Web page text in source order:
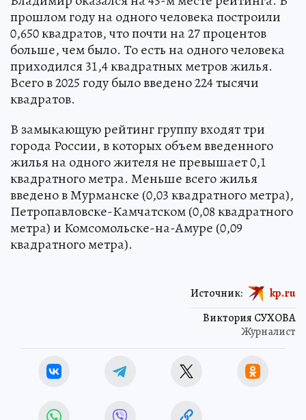
прошлом году на одного человека построили
0,650 квадратов, что почти на 27 процентов
больше, чем было. То есть на одного человека
приходился 31,4 квадратных метров жилья.
Всего в 2025 году было введено 224 тысячи
квадратов.
В замыкающую рейтинг группу входят три
города России, в которых объем введенного
жилья на одного жителя не превышает 0,1
квадратного метра. Меньше всего жилья
введено в Мурманске (0,03 квадратного метра),
Петропавловске-Камчатском (0,08 квадратного
метра) и Комсомольске-на-Амуре (0,09
квадратного метра).
Виктория СУХОВА
Журналист
Источник: kp.ru